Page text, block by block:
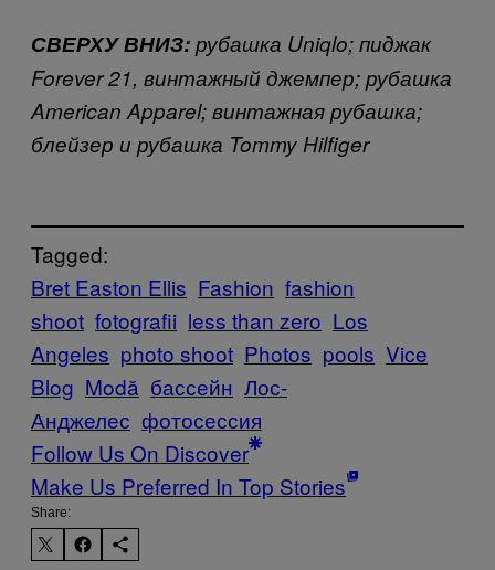
СВЕРХУ ВНИЗ:рубашка Uniqlo; пиджак
Forever 21, винтажный джемпер; рубашка
American Apparel; винтажная рубашка;
блейзер и рубашка Tommy Hilfiger
Tagged:
Bret Easton Ellis Fashion fashion
shoot fotografii less than zero Los
Angeles photo shoot Photos pools Vice
Blog Μodă бассейн Лос-
Анджелес фотосессия
Follow Us On Discover
Make Us Preferred In Top Stories
Share: